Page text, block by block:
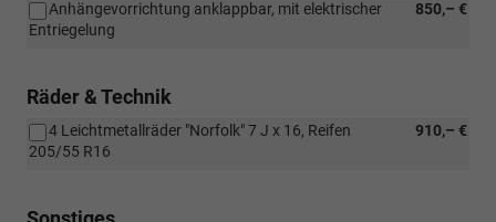
850,– €
Anhängevorrichtung anklappbar, mit elektrischer
Entriegelung
Räder & Technik
910,– €
4 Leichtmetallräder "Norfolk" 7 J x 16, Reifen
205/55 R16